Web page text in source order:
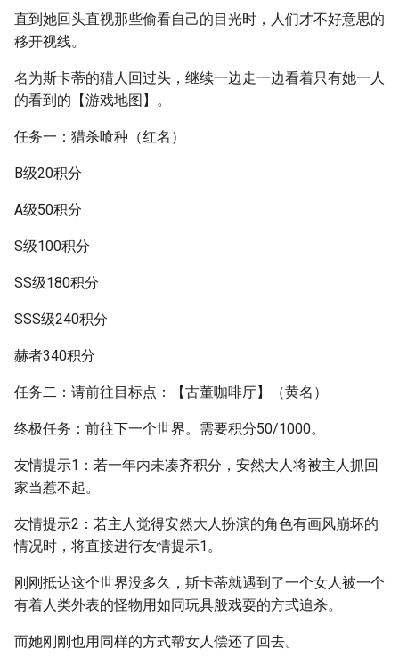
直到她回头直视那些偷看自己的目光时，人们才不好意思的
移开视线。
名为斯卡蒂的猎人回过头，继续一边走一边看着只有她一人
的看到的【游戏地图】。
任务一：猎杀喰种（红名）
B级20积分
A级50积分
S级100积分
SS级180积分
SSS级240积分
赫者340积分
任务二：请前往目标点：【古董咖啡厅】（黄名）
终极任务：前往下一个世界。需要积分50/1000。
友情提示1：若一年内未凑齐积分，安然大人将被主人抓回
家当惹不起。
友情提示2：若主人觉得安然大人扮演的角色有画风崩坏的
情况时，将直接进行友情提示1。
刚刚抵达这个世界没多久，斯卡蒂就遇到了一个女人被一个
有着人类外表的怪物用如同玩具般戏耍的方式追杀。
而她刚刚也用同样的方式帮女人偿还了回去。